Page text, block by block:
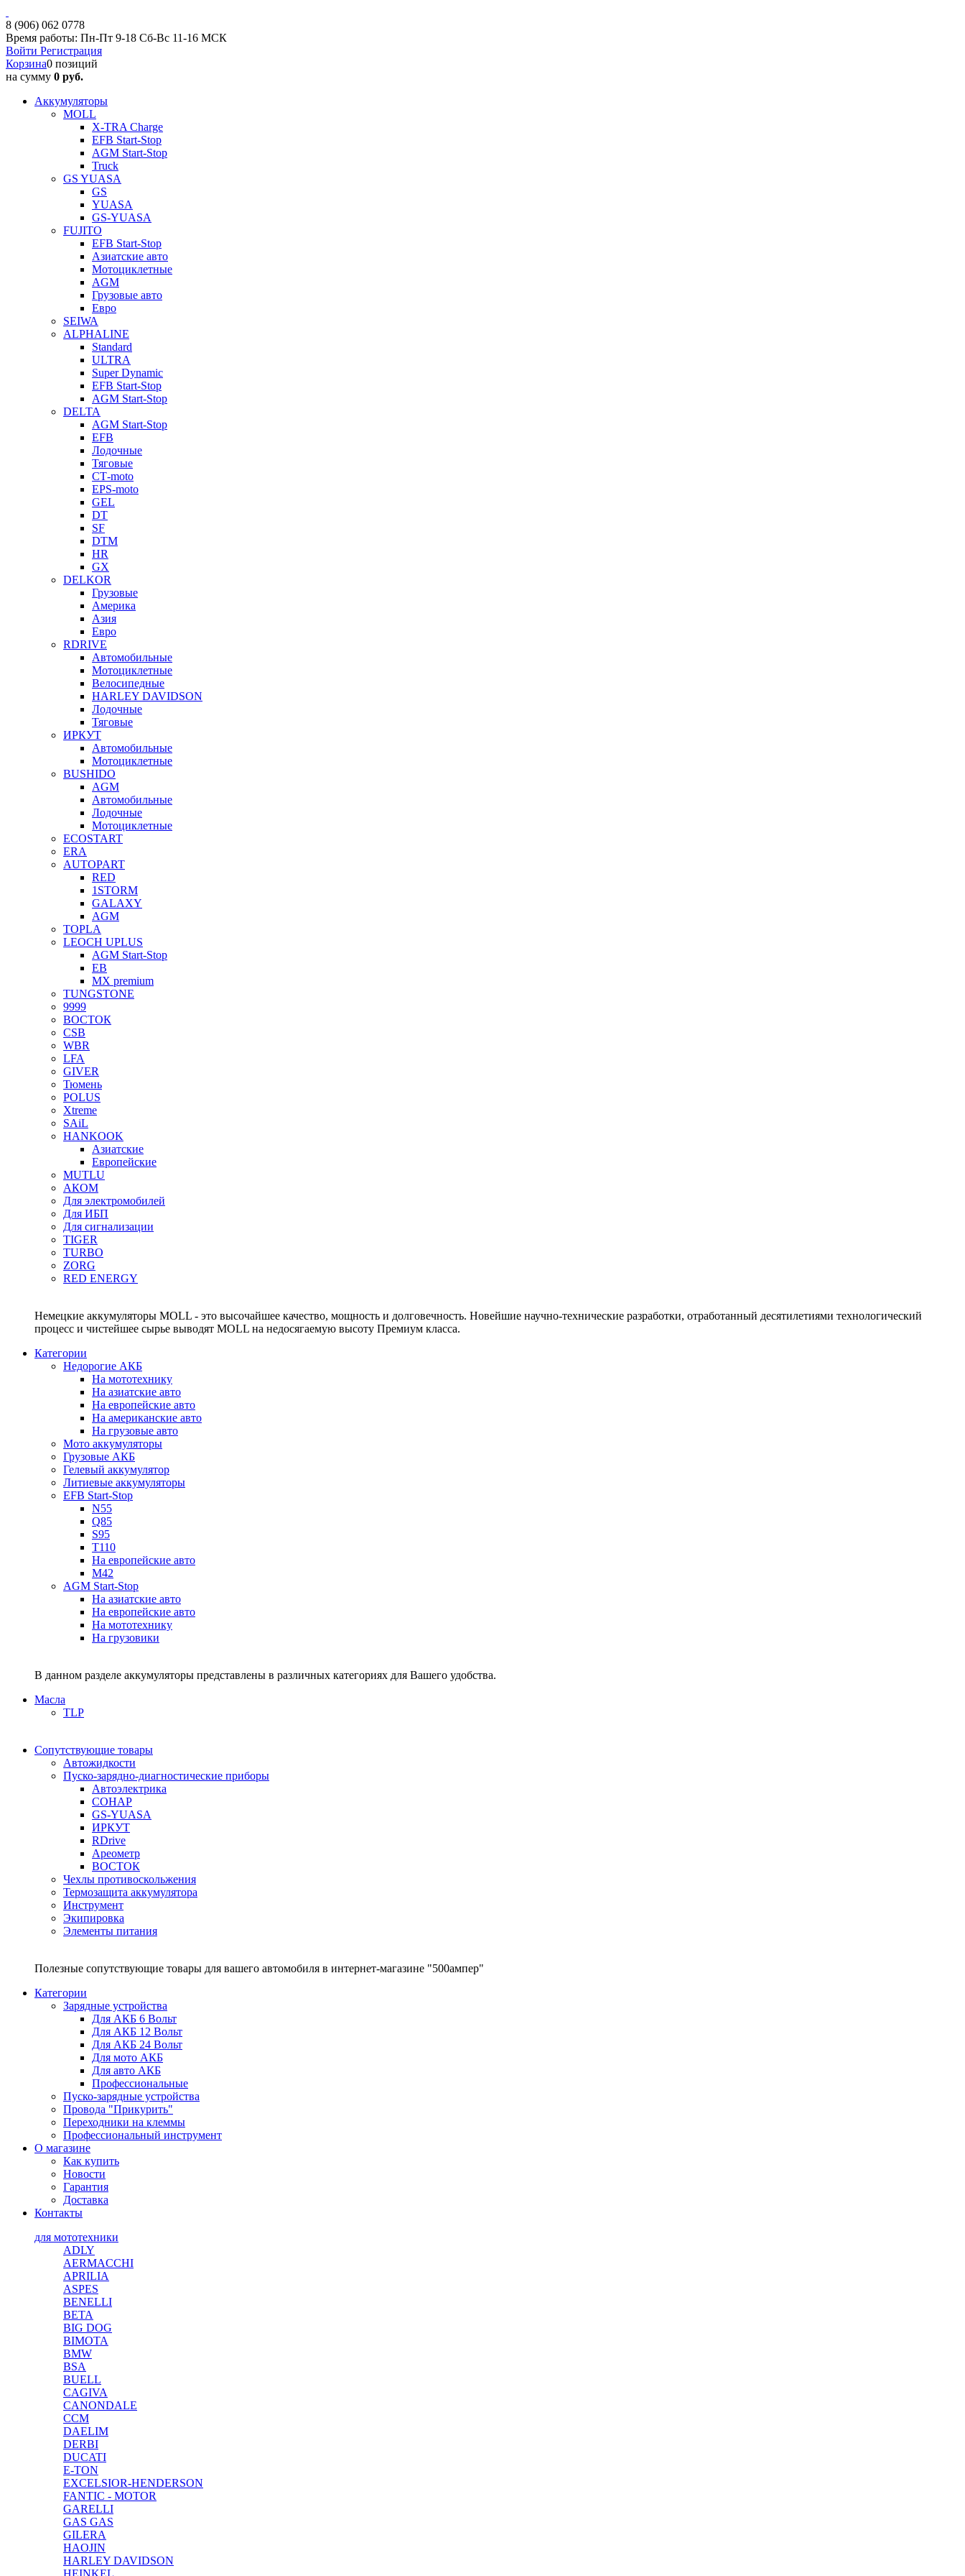
8 (906) 062 0778
Время работы: Пн-Пт 9-18 Сб-Вс 11-16 МСК
Войти Регистрация
Корзина0 позиций
на сумму 0 руб.
Аккумуляторы
MOLL
X-TRA Charge
EFB Start-Stop
AGM Start-Stop
Truck
GS YUASA
GS
YUASA
GS-YUASA
FUJITO
EFB Start-Stop
Азиатские авто
Мотоциклетные
AGM
Грузовые авто
Евро
SEIWA
ALPHALINE
Standard
ULTRA
Super Dynamic
EFB Start-Stop
AGM Start-Stop
DELTA
AGM Start-Stop
EFB
Лодочные
Тяговые
СТ-moto
EPS-moto
GEL
DT
SF
DTM
HR
GX
DELKOR
Грузовые
Америка
Азия
Евро
RDRIVE
Автомобильные
Мотоциклетные
Велосипедные
HARLEY DAVIDSON
Лодочные
Тяговые
ИРКУТ
Автомобильные
Мотоциклетные
BUSHIDO
AGM
Автомобильные
Лодочные
Мотоциклетные
ECOSTART
ERA
AUTOPART
RED
1STORM
GALAXY
AGM
TOPLA
LEOCH UPLUS
AGM Start-Stop
EB
MX premium
TUNGSTONE
9999
ВОСТОК
CSB
WBR
LFA
GIVER
Тюмень
POLUS
Xtreme
SAiL
HANKOOK
Азиатские
Европейские
MUTLU
АКОМ
Для электромобилей
Для ИБП
Для сигнализации
TIGER
TURBO
ZORG
RED ENERGY
Немецкие аккумуляторы MOLL - это высочайшее качество, мощность и долговечность. Новейшие научно-технические разработки, отработанный десятилетиями технологический
процесс и чистейшее сырье выводят MOLL на недосягаемую высоту Премиум класса.
Категории
Недорогие АКБ
На мототехнику
На азиатские авто
На европейские авто
На американские авто
На грузовые авто
Мото аккумуляторы
Грузовые АКБ
Гелевый аккумулятор
Литиевые аккумуляторы
EFB Start-Stop
N55
Q85
S95
T110
На европейские авто
M42
AGM Start-Stop
На азиатские авто
На европейские авто
На мототехнику
На грузовики
В данном разделе аккумуляторы представлены в различных категориях для Вашего удобства.
Масла
TLP
Сопутствующие товары
Автожидкости
Пуско-зарядно-диагностические приборы
Автоэлектрика
СОНАР
GS-YUASA
ИРКУТ
RDrive
Ареометр
ВОСТОК
Чехлы противоскольжения
Термозащита аккумулятора
Инструмент
Экипировка
Элементы питания
Полезные сопутствующие товары для вашего автомобиля в интернет-магазине "500ампер"
Категории
Зарядные устройства
Для АКБ 6 Вольт
Для АКБ 12 Вольт
Для АКБ 24 Вольт
Для мото АКБ
Для авто АКБ
Профессиональные
Пуско-зарядные устройства
Провода "Прикурить"
Переходники на клеммы
Профессиональный инструмент
О магазине
Как купить
Новости
Гарантия
Доставка
Контакты
для мототехники
ADLY
AERMACCHI
APRILIA
ASPES
BENELLI
BETA
BIG DOG
BIMOTA
BMW
BSA
BUELL
CAGIVA
CANONDALE
CCM
DAELIM
DERBI
DUCATI
E-TON
EXCELSIOR-HENDERSON
FANTIC - MOTOR
GARELLI
GAS GAS
GILERA
HAOJIN
HARLEY DAVIDSON
HEINKEL